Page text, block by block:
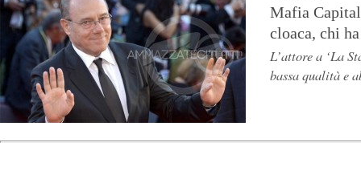
Mafia
cloaca, chi
L’attore a ‘La
bassa qualità e